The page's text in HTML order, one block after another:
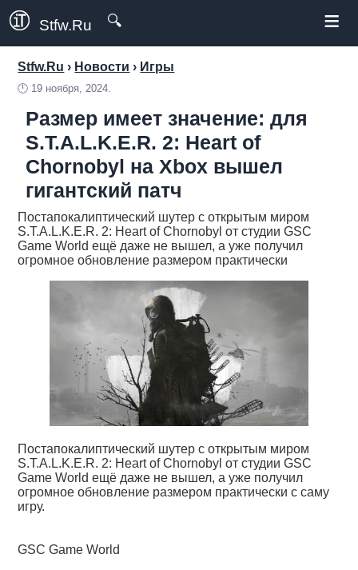
Stfw.Ru 🔍 ≡
Stfw.Ru › Новости › Игры
🕛 19 ноября, 2024.
Размер имеет значение: для
S.T.A.L.K.E.R. 2: Heart of
Chornobyl на Xbox вышел
гигантский патч
Постапокалиптический шутер с открытым миром
S.T.A.L.K.E.R. 2: Heart of Chornobyl от студии GSC
Game World ещё даже не вышел, а уже получил
огромное обновление размером практически
Постапокалиптический шутер с открытым миром
S.T.A.L.K.E.R. 2: Heart of Chornobyl от студии GSC
Game World ещё даже не вышел, а уже получил
огромное обновление размером практически с саму
игру.
GSC Game World